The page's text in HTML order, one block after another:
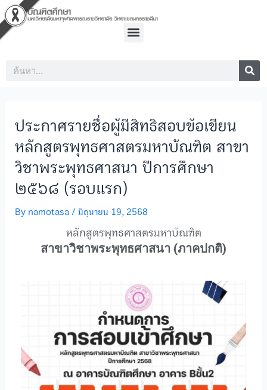
Skip
to
content
Menu
Search
ประกาศรายชื่อผู้มีสิทธิสอบข้อเขียน
หลักสูตรพุทธศาสตรมหาบัณฑิต สาขา
วิชาพระพุทธศาสนา ปีการศึกษา
๒๕๖๘ (รอบแรก)
By namotasa / มิถุนายน 19, 2568
หลักสูตรพุทธศาสตรมหาบัณฑิต
สาขาวิชาพระพุทธศาสนา (ภาคปกติ)
Post
navigation